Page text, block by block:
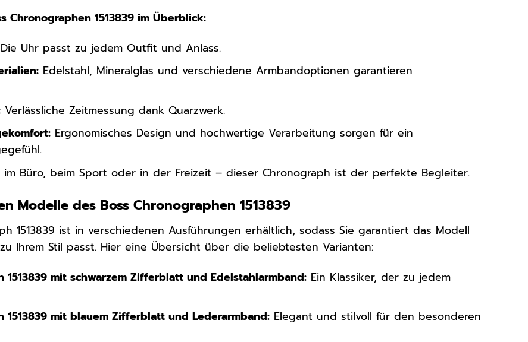
Chronographen 1513839 im Überblick:
Die Uhr passt zu jedem Outfit und Anlass.
Edelstahl, Mineralglas und verschiedene Armbandoptionen garantieren
Verlässliche Zeitmessung dank Quarzwerk.
Ergonomisches Design und hochwertige Verarbeitung sorgen für ein
im Büro, beim Sport oder in der Freizeit – dieser Chronograph ist der perfekte Begleiter.
Modelle des Boss Chronographen 1513839
1513839 ist in verschiedenen Ausführungen erhältlich, sodass Sie garantiert das Modell
Ihrem Stil passt. Hier eine Übersicht über die beliebtesten Varianten:
1513839 mit schwarzem Zifferblatt und Edelstahlarmband: Ein Klassiker, der zu jedem
1513839 mit blauem Zifferblatt und Lederarmband: Elegant und stilvoll für den besonderen